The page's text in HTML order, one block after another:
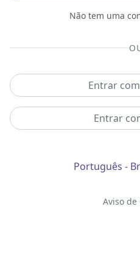
Não tem uma
Entrar
Entrar
Português -
Aviso de